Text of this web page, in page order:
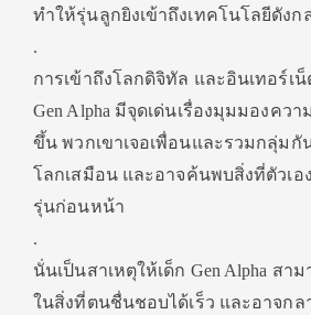
ทำให้รุ่นลูกยิงเข้าถึงเทคโนโลยีดังก
.
การเข้าถึงโลกดิจิทัล และอินเทอร์เ
Gen Alpha มีจุดเด่นเรื่องมุมมองคว
ขึ้น พวกเขาเจอเพื่อนและรวมกลุ่มกั
โลกเสมือน และอาจค้นพบสิ่งที่ตัวเอ
รุ่นก่อนหน้า
.
นั่นเป็นสาเหตุให้เด็ก Gen Alpha สา
ในสิ่งที่ตนชื่นชอบได้เร็ว และอาจกล